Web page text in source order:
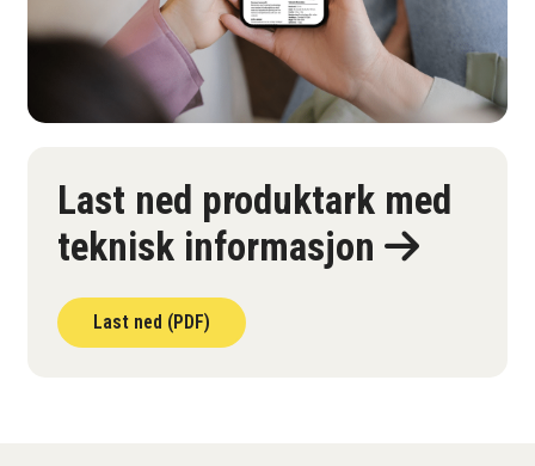
Last ned produktark med
teknisk informasjon
Last ned (PDF)